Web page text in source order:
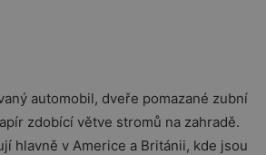
automobil, dveře pomazané zubní
zdobící větve stromů na zahradě.
hlavně v Americe a Británii, kde jsou